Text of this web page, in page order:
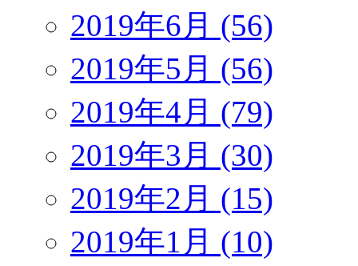
2019年6月 (56)
2019年5月 (56)
2019年4月 (79)
2019年3月 (30)
2019年2月 (15)
2019年1月 (10)